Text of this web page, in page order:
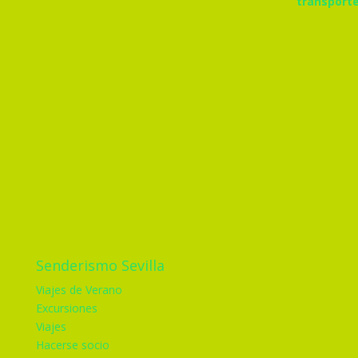
Senderismo Sevilla
Viajes de Verano
Excursiones
Viajes
Hacerse socio